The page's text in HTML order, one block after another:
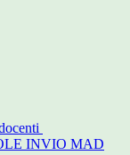
INVIO MAD